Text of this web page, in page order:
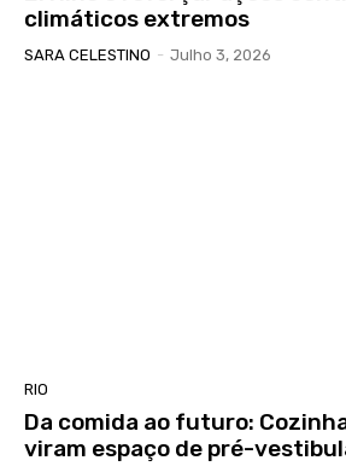
climáticos extremos
SARA CELESTINO - Julho 3, 2026
RIO
Da comida ao futuro:
viram espaço de pré-